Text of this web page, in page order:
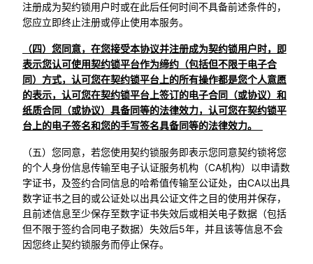
注册成为契约锁用户时或在此后任何时间不具备前述条件的，
您应立即终止注册或停止使用本服务。
（四）您同意，在您接受本协议并注册成为契约锁用户时，即
表示您认可使用契约锁平台作为缔约（包括但不限于电子合
同）方式，认可您在契约锁平台上的所有操作都是您个人意愿
的表示，认可您在契约锁平台上签订的电子合同（或协议）和
纸质合同（或协议）具备同等的法律效力，认可您在契约锁平
台上的电子签名和您的手写签名具备同等的法律效力。
（五）您同意，若您使用契约锁服务即表示您同意契约锁将您
的个人身份信息传输至电子认证服务机构（CA机构）以申请数
字证书，及签约合同信息的哈希值传输至公证处，由CA以出具
数字证书之目的或公证处以出具公证文件之目的使用并保存，
且前述信息至少保存至数字证书失效后或相关电子数据（包括
但不限于签约合同电子数据）失效后5年，并且该等信息不会
因您终止契约锁服务而停止保存。